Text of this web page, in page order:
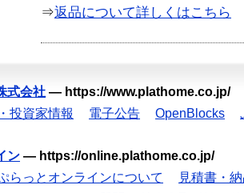
⇒返品について詳しくはこちら
式会社 — https://www.plathome.co.jp/
投資家情報 電子公告 OpenBlocks
ン — https://online.plathome.co.jp/
らっとオンラインについて
見積書・